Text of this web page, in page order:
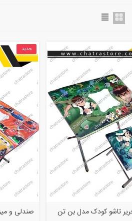
تاشو کودک مدل بن تن
جدید
صندلی و